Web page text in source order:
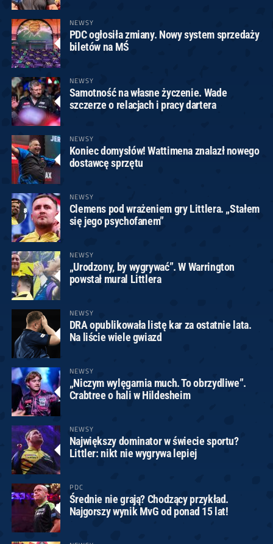
NEWSY
PDC ogłosiła zmiany. Nowy system sprzedaży
biletów na MŚ
NEWSY
Samotność na własne życzenie. Wade
szczerze o relacjach i pracy dartera
NEWSY
Koniec domysłów! Wattimena znalazł nowego
dostawcę sprzętu
NEWSY
Clemens pod wrażeniem gry Littlera. „Stałem
się jego psychofanem”
NEWSY
„Urodzony, by wygrywać”. W Warrington
powstał mural Littlera
NEWSY
DRA opublikowała listę kar za ostatnie lata.
Na liście wiele gwiazd
NEWSY
„Niczym wylęgarnia much. To obrzydliwe”.
Crabtree o hali w Hildesheim
NEWSY
Największy dominator w świecie sportu?
Littler: nikt nie wygrywa lepiej
PDC
Średnie nie grają? Chodzący przykład.
Najgorszy wynik MvG od ponad 15 lat!